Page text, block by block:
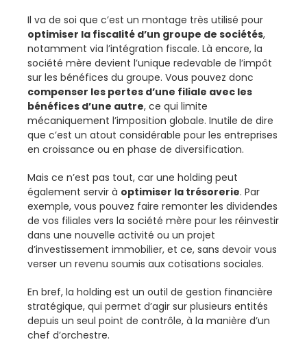
Il va de soi que c’est un montage très utilisé pour
optimiser la fiscalité d’un groupe de sociétés,
notamment via l’intégration fiscale. Là encore, la
société mère devient l’unique redevable de l’impôt
sur les bénéfices du groupe. Vous pouvez donc
compenser les pertes d’une filiale avec les
bénéfices d’une autre, ce qui limite
mécaniquement l’imposition globale. Inutile de dire
que c’est un atout considérable pour les entreprises
en croissance ou en phase de diversification.
Mais ce n’est pas tout, car une holding peut
également servir à optimiser la trésorerie. Par
exemple, vous pouvez faire remonter les dividendes
de vos filiales vers la société mère pour les réinvestir
dans une nouvelle activité ou un projet
d’investissement immobilier, et ce, sans devoir vous
verser un revenu soumis aux cotisations sociales.
En bref, la holding est un outil de gestion financière
stratégique, qui permet d’agir sur plusieurs entités
depuis un seul point de contrôle, à la manière d’un
chef d’orchestre.